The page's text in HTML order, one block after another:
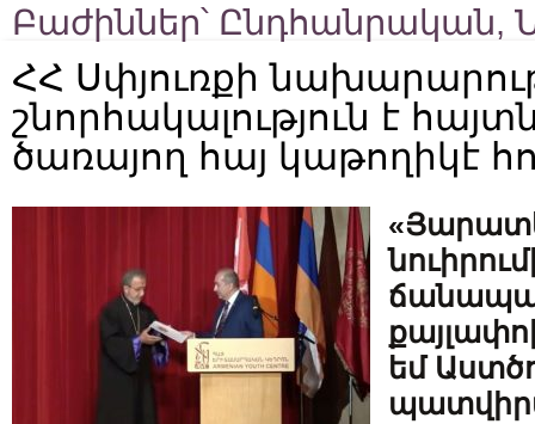
Բաժիններ՝ Ընդհանրական,
ՀՀ Սփյուռքի
շնորհակալություն է
ծառայող հայ կաթողիկէ
եմ